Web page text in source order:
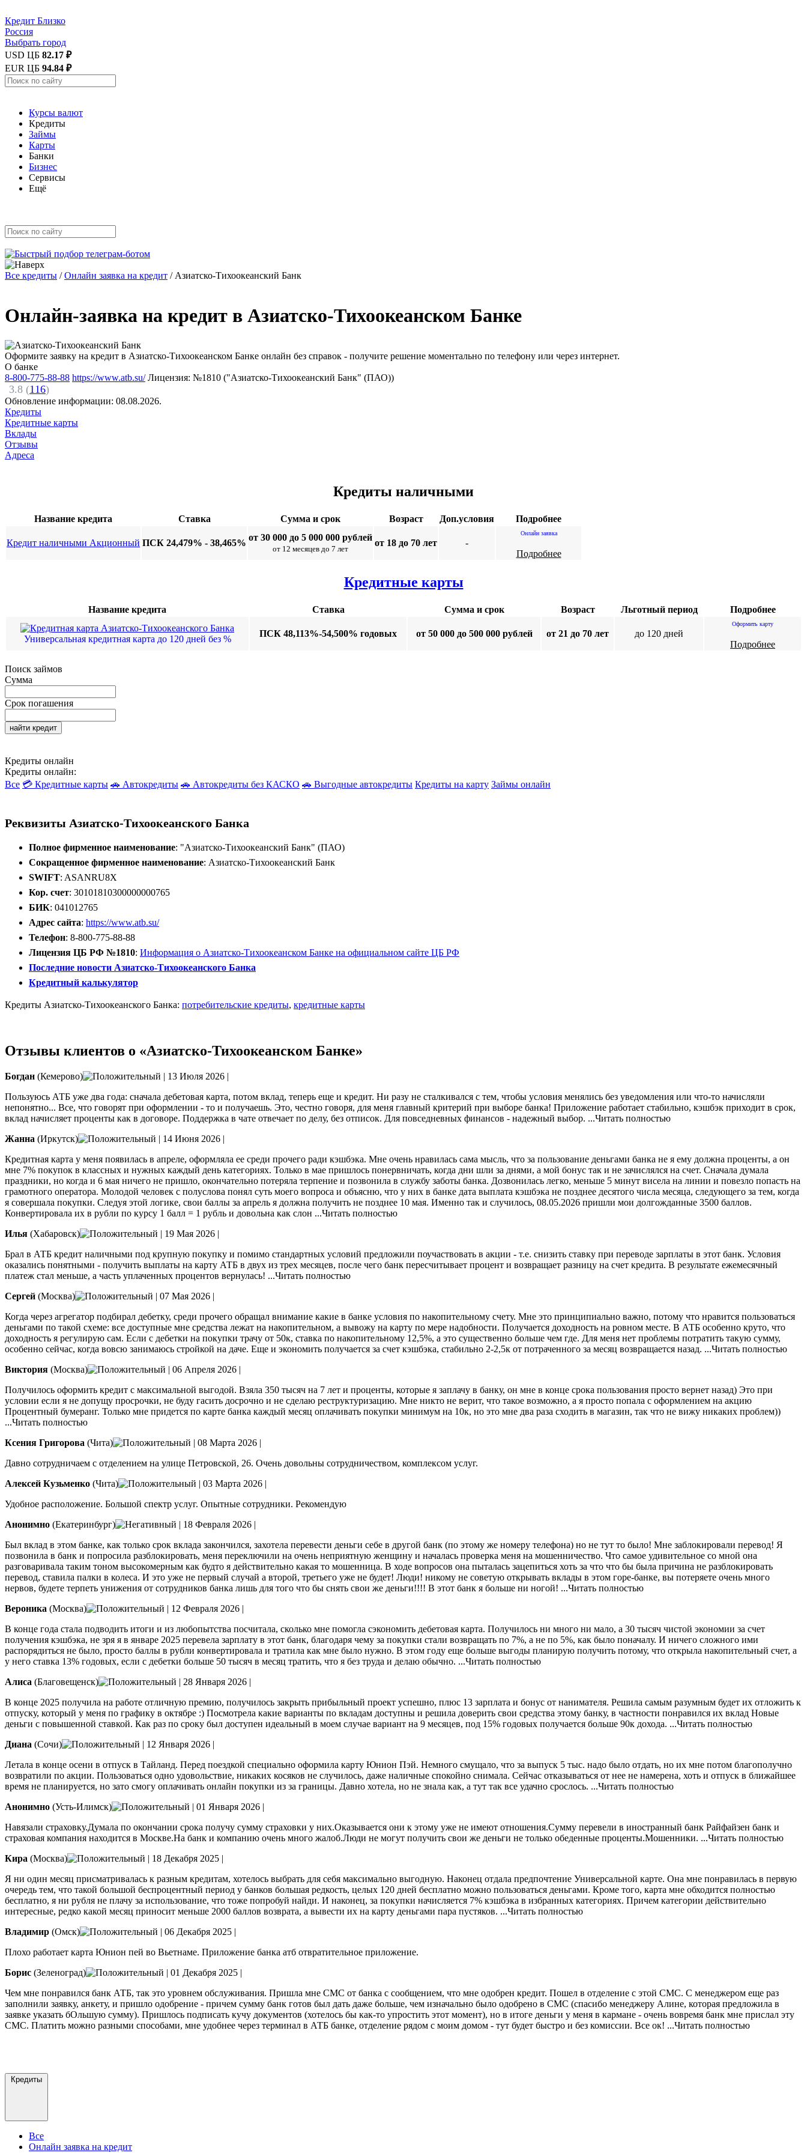
Кредит Близко
Россия
Выбрать город
USD ЦБ 82.17 ₽
EUR ЦБ 94.84 ₽
Курсы валют
Кредиты
Займы
Карты
Банки
Бизнес
Сервисы
Ещё
Все кредиты /Онлайн заявка на кредит / Азиатско-Тихоокеанский Банк
Онлайн-заявка на кредит в Азиатско-Тихоокеанском Банке
Оформите заявку на кредит в Азиатско-Тихоокеанском Банке онлайн без справок - получите решение моментально по телефону или через интернет.
О банке
8-800-775-88-88 https://www.atb.su/ Лицензия: №1810 ("Азиатско-Тихоокеанский Банк" (ПАО))
3.8 (116)
Обновление информации: 08.08.2026.
Кредиты
Кредитные карты
Вклады
Отзывы
Адреса
Кредиты наличными
Название кредита Ставка Сумма и срок Возраст Доп.условия Подробнее
Кредит наличными Акционный ПСК 24,479% - 38,465%
от 30 000 до 5 000 000 рублей
от 12 месяцев до 7 лет
от 18 до 70 лет -
Онлайн заявка
Подробнее
Кредитные карты
Название кредита Ставка Сумма и срок Возраст Льготный период Подробнее
Универсальная кредитная карта до 120 дней без %
ПСК 48,113%-54,500% годовых от 50 000 до 500 000 рублей от 21 до 70 лет до 120 дней
Оформить карту
Подробнее
Поиск займов
Сумма
Срок погашения
найти кредит
Кредиты онлайн
Кредиты онлайн:
Все 💳 Кредитные карты 🚗 Автокредиты 🚗 Автокредиты без КАСКО 🚗 Выгодные автокредиты Кредиты на карту Займы онлайн
Реквизиты Азиатско-Тихоокеанского Банка
Полное фирменное наименование: "Азиатско-Тихоокеанский Банк" (ПАО)
Сокращенное фирменное наименование: Азиатско-Тихоокеанский Банк
SWIFT: ASANRU8X
Кор. счет: 30101810300000000765
БИК: 041012765
Адрес сайта: https://www.atb.su/
Телефон: 8-800-775-88-88
Лицензия ЦБ РФ №1810: Информация о Азиатско-Тихоокеанском Банке на официальном сайте ЦБ РФ
Последние новости Азиатско-Тихоокеанского Банка
Кредитный калькулятор
Кредиты Азиатско-Тихоокеанского Банка: потребительские кредиты, кредитные карты
Отзывы клиентов о «Азиатско-Тихоокеанском Банке»
Богдан (Кемерово) | 13 Июля 2026 |
Пользуюсь АТБ уже два года: сначала дебетовая карта, потом вклад, теперь еще и кредит. Ни разу не сталкивался с тем, чтобы условия менялись без уведомления или что-то начисляли
непонятно... Все, что говорят при оформлении - то и получаешь. Это, честно говоря, для меня главный критерий при выборе банка! Приложение работает стабильно, кэшбэк приходит в срок,
вклад начисляет проценты как в договоре. Поддержка в чате отвечает по делу, без отписок. Для повседневных финансов - надежный выбор. ...Читать полностью
Жанна (Иркутск) | 14 Июня 2026 |
Кредитная карта у меня появилась в апреле, оформляла ее среди прочего ради кэшбэка. Мне очень нравилась сама мысль, что за пользование деньгами банка не я ему должна проценты, а он
мне 7% покупок в классных и нужных каждый день категориях. Только в мае пришлось понервничать, когда дни шли за днями, а мой бонус так и не зачислялся на счет. Сначала думала
праздники, но когда и 6 мая ничего не пришло, окончательно потеряла терпение и позвонила в службу заботы банка. Дозвонилась легко, меньше 5 минут висела на линии и повезло попасть на
грамотного оператора. Молодой человек с полуслова понял суть моего вопроса и объясню, что у них в банке дата выплата кэшбэка не позднее десятого числа месяца, следующего за тем, когда
я совершала покупки. Следуя этой логике, свои баллы за апрель я должна получить не позднее 10 мая. Именно так и случилось, 08.05.2026 пришли мои долгожданные 3500 баллов.
Конвертировала их в рубли по курсу 1 балл = 1 рубль и довольна как слон ...Читать полностью
Илья (Хабаровск) | 19 Мая 2026 |
Брал в АТБ кредит наличными под крупную покупку и помимо стандартных условий предложили поучаствовать в акции - т.е. снизить ставку при переводе зарплаты в этот банк. Условия
оказались понятными - получить выплаты на карту АТБ в двух из трех месяцев, после чего банк пересчитывает процент и возвращает разницу на счет кредита. В результате ежемесячный
платеж стал меньше, а часть уплаченных процентов вернулась! ...Читать полностью
Сергей (Москва) | 07 Мая 2026 |
Когда через агрегатор подбирал дебетку, среди прочего обращал внимание какие в банке условия по накопительному счету. Мне это принципиально важно, потому что нравится пользоваться
деньгами по такой схеме: все доступные мне средства лежат на накопительном, а вывожу на карту по мере надобности. Получается доходность на ровном месте. В АТБ особенно круто, что
доходность я регулирую сам. Если с дебетки на покупки трачу от 50к, ставка по накопительному 12,5%, а это существенно больше чем где. Для меня нет проблемы потратить такую сумму,
особенно сейчас, когда вовсю занимаюсь стройкой на даче. Еще и экономить получается за счет кэшбэка, стабильно 2-2,5к от потраченного за месяц возвращается назад. ...Читать полностью
Виктория (Москва) | 06 Апреля 2026 |
Получилось оформить кредит с максимальной выгодой. Взяла 350 тысяч на 7 лет и проценты, которые я заплачу в банку, он мне в конце срока пользования просто вернет назад) Это при
условии если я не допущу просрочки, не буду гасить досрочно и не сделаю реструктуризацию. Мне никто не верит, что такое возможно, а я просто попала с оформлением на акцию
Процентный бумеранг. Только мне придется по карте банка каждый месяц оплачивать покупки минимум на 10к, но это мне два раза сходить в магазин, так что не вижу никаких проблем))
...Читать полностью
Ксения Григорова (Чита) | 08 Марта 2026 |
Давно сотрудничаем с отделением на улице Петровской, 26. Очень довольны сотрудничеством, комплексом услуг.
Алексей Кузьменко (Чита) | 03 Марта 2026 |
Удобное расположение. Большой спектр услуг. Опытные сотрудники. Рекомендую
Анонимно (Екатеринбург) | 18 Февраля 2026 |
Был вклад в этом банке, как только срок вклада закончился, захотела перевести деньги себе в другой банк (по этому же номеру телефона) но не тут то было! Мне заблокировали перевод! Я
позвонила в банк и попросила разблокировать, меня переключили на очень неприятную женщину и началась проверка меня на мошенничество. Что самое удивительное со мной она
разговаривала таким тоном высокомерным как будто я действительно какая то мошенница. В ходе вопросов она пыталась зацепиться хоть за что что бы была причина не разблокировать
перевод, ставила палки в колеса. И это уже не первый случай а второй, третьего уже не будет! Люди! никому не советую открывать вклады в этом горе-банке, вы потеряете очень много
нервов, будете терпеть унижения от сотрудников банка лишь для того что бы снять свои же деньги!!!! В этот банк я больше ни ногой! ...Читать полностью
Вероника (Москва) | 12 Февраля 2026 |
В конце года стала подводить итоги и из любопытства посчитала, сколько мне помогла сэкономить дебетовая карта. Получилось ни много ни мало, а 30 тысяч чистой экономии за счет
получения кэшбэка, не зря я в январе 2025 перевела зарплату в этот банк, благодаря чему за покупки стали возвращать по 7%, а не по 5%, как было поначалу. И ничего сложного ими
распорядиться не было, просто баллы в рубли конвертировала и тратила как мне было нужно. В этом году еще больше выгоды планирую получить потому, что открыла накопительный счет, а
у него ставка 13% годовых, если с дебетки больше 50 тысяч в месяц тратить, что я без труда и делаю обычно. ...Читать полностью
Алиса (Благовещенск) | 28 Января 2026 |
В конце 2025 получила на работе отличную премию, получилось закрыть прибыльный проект успешно, плюс 13 зарплата и бонус от нанимателя. Решила самым разумным будет их отложить к
отпуску, который у меня по графику в октябре :) Посмотрела какие варианты по вкладам доступны и решила доверить свои средства этому банку, в частности понравился их вклад Новые
деньги с повышенной ставкой. Как раз по сроку был доступен идеальный в моем случае вариант на 9 месяцев, под 15% годовых получается больше 90к дохода. ...Читать полностью
Диана (Сочи) | 12 Января 2026 |
Летала в конце осени в отпуск в Тайланд. Перед поездкой специально оформила карту Юнион Пэй. Немного смущало, что за выпуск 5 тыс. надо было отдать, но их мне потом благополучно
возвратили по акции. Пользоваться одно удовольствие, никаких косяков не случилось, даже наличные спокойно снимала. Сейчас отказываться от нее не намерена, хоть и отпуск в ближайшее
время не планируется, но зато смогу оплачивать онлайн покупки из за границы. Давно хотела, но не знала как, а тут так все удачно срослось. ...Читать полностью
Анонимно (Усть-Илимск) | 01 Января 2026 |
Навязали страховку.Думала по окончании срока получу сумму страховки у них.Оказывается они к этому уже не имеют отношения.Сумму перевели в иностранный банк Райфайзен банк и
страховая компания находится в Москве.На банк и компанию очень много жалоб.Люди не могут получить свои же деньги не только обеденные проценты.Мошенники. ...Читать полностью
Кира (Москва) | 18 Декабря 2025 |
Я ни один месяц присматривалась к разным кредитам, хотелось выбрать для себя максимально выгодную. Наконец отдала предпочтение Универсальной карте. Она мне понравилась в первую
очередь тем, что такой большой беспроцентный период у банков большая редкость, целых 120 дней бесплатно можно пользоваться деньгами. Кроме того, карта мне обходится полностью
бесплатно, я ни рубля не плачу за использование, что тоже попробуй найди. И наконец, за покупки начисляется 7% кэшбэка в избранных категориях. Причем категории действительно
интересные, редко какой месяц приносит меньше 2000 баллов возврата, а вывести их на карту деньгами пара пустяков. ...Читать полностью
Владимир (Омск) | 06 Декабря 2025 |
Плохо работает карта Юнион пей во Вьетнаме. Приложение банка атб отвратительное приложение.
Борис (Зеленоград) | 01 Декабря 2025 |
Чем мне понравился банк АТБ, так это уровнем обслуживания. Пришла мне СМС от банка с сообщением, что мне одобрен кредит. Пошел в отделение с этой СМС. С менеджером еще раз
заполнили заявку, анкету, и пришло одобрение - причем сумму банк готов был дать даже больше, чем изначально было одобрено в СМС (спасибо менеджеру Алине, которая предложила в
заявке указать бОльшую сумму). Пришлось подписать кучу документов (хотелось бы как-то упростить этот момент), но в итоге деньги у меня в кармане - очень вовремя банк мне прислал эту
СМС. Платить можно разными способами, мне удобнее через терминал в АТБ банке, отделение рядом с моим домом - тут будет быстро и без комиссии. Все ок! ...Читать полностью
Кредиты
Все
Онлайн заявка на кредит